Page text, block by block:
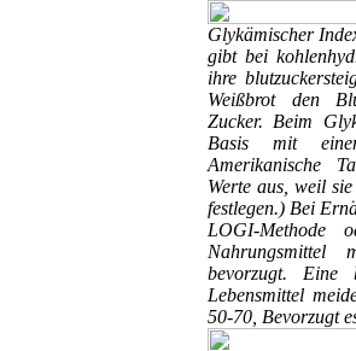
Glykämischer
gibt bei
ihre
Weißbrot den
Zucker. Beim
Basis mit
Amerikanische
Werte aus, weil
festlegen.) Bei
LOGI-Methode
Nahrungsmittel
bevorzugt. Eine
Lebensmittel
50-70, Bevorzugt